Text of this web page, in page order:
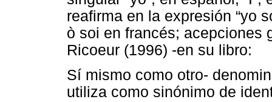
reafirma en la expresión “yo
ò soi en francés; acepciones
Ricoeur (1996) -en su libro:
Sí mismo como otro-
utiliza como sinónimo de